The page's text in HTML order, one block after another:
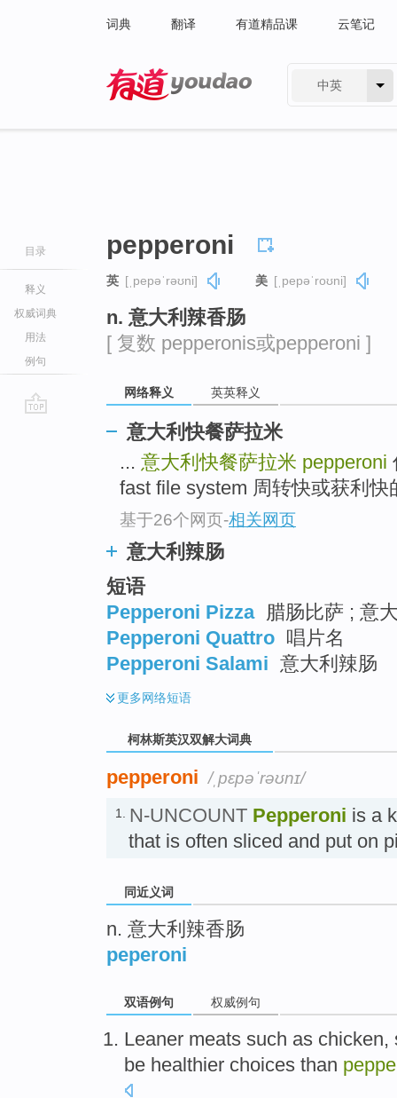
词典 翻译 有道精品课 云笔记
中英
目录
释义
权威词典
用法
例句
pepperoni
英 [ˌpepəˈrəʊni] 美 [ˌpepəˈroʊni]
n. 意大利辣香肠
[ 复数 pepperonis或pepperoni ]
网络释义 英英释义
意大利快餐萨拉米
... 意大利快餐萨拉米 pepperoni
fast file system 周转快或获利
基于26个网页-相关网页
意大利辣肠
短语
Pepperoni Pizza 腊肠比萨 ; 意
Pepperoni Quattro 唱片名
Pepperoni Salami 意大利辣肠
更多网络短语
柯林斯英汉双解大词典
pepperoni /ˌpɛpəˈrəʊnɪ/
1. N-UNCOUNT Pepperoni is a
that is often sliced and put on
同近义词
n. 意大利辣香肠
peperoni
双语例句 权威例句
Leaner meats such as chicken,
be healthier choices than